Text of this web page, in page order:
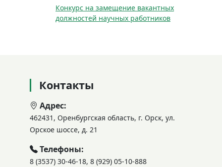
Конкурс на замещение вакантных
должностей научных работников
Контакты
Адрес:
462431, Оренбургская область, г. Орск, ул.
Орское шоссе, д. 21
Телефоны:
8 (3537) 30-46-18, 8 (929) 05-10-888